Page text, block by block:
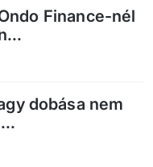
Finance-nél
dobása nem